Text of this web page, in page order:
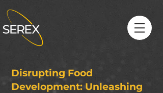
Disrupting Food
Development: Unleashing